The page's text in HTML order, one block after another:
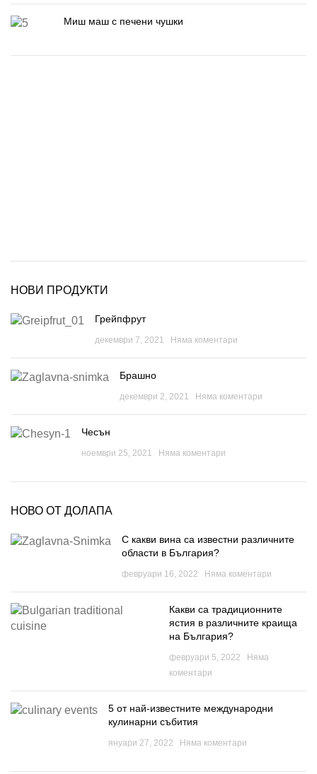
Миш маш с печени чушки
НОВИ ПРОДУКТИ
Грейпфрут
декември 7, 2021 Няма коментари
Брашно
декември 2, 2021 Няма коментари
Чесън
ноември 25, 2021 Няма коментари
НОВО ОТ ДОЛАПА
С какви вина са известни различните
области в България?
февруари 16, 2022 Няма коментари
Какви са традиционните
ястия в различните краища
на България?
февруари 5, 2022
Няма
коментари
5 от най-известните международни
кулинарни събития
януари 27, 2022 Няма коментари